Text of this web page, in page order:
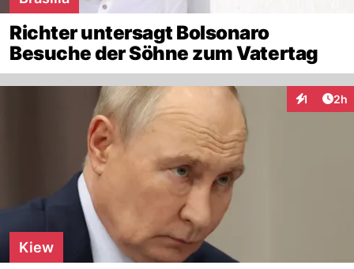
Richter untersagt Bolsonaro
Besuche der Söhne zum Vatertag
1 2h
Kiew